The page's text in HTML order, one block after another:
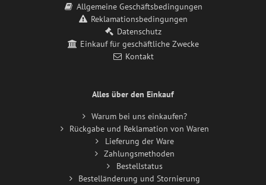
Allgemeine Geschäftsbedingungen
Reklamationsbedingungen
Datenschutz
Einkauf für geschäftliche Zwecke
Kontakt
Alles über den Einkauf
Warum bei uns einkaufen?
Rückgabe und Reklamation von Waren
Lieferung der Ware
Zahlungsmethoden
Bestellstatus
Bestelländerung und Stornierung